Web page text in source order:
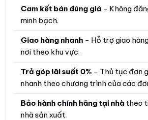
Cam kết bán đúng giá - Không
minh bạch.
Giao hàng nhanh - Hỗ trợ giao
nơi theo khu vực.
Trả góp lãi suất 0% - Thủ tục đơn
nhanh theo chương trình của các
Bảo hành chính hãng tại nhà theo
nhà sản xuất.